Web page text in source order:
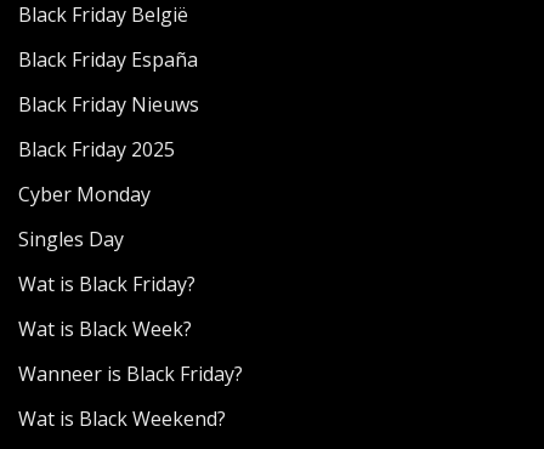
Black Friday België
Black Friday España
Black Friday Nieuws
Black Friday 2025
Cyber Monday
Singles Day
Wat is Black Friday?
Wat is Black Week?
Wanneer is Black Friday?
Wat is Black Weekend?